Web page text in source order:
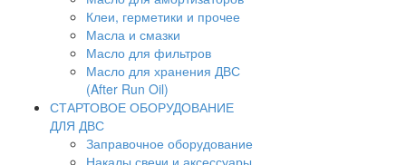
Клеи, герметики и прочее
Масла и смазки
Масло для фильтров
Масло для хранения ДВС
(After Run Oil)
СТАРТОВОЕ ОБОРУДОВАНИЕ
ДЛЯ ДВС
Заправочное оборудование
Накалы свечи и аксессуары